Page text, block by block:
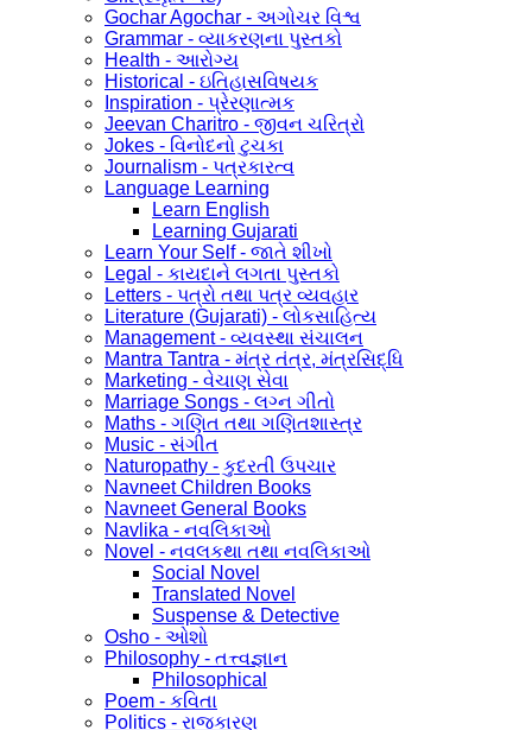
Gochar Agochar - અગોચર વિશ્વ
Grammar - વ્યાકરણના પુસ્તકો
Health - આરોગ્ય
Historical - ઇતિહાસવિષયક
Inspiration - પ્રેરણાત્મક
Jeevan Charitro - જીવન ચરિત્રો
Jokes - વિનોદનો ટુચકા
Journalism - પત્રકારત્વ
Language Learning
Learn English
Learning Gujarati
Learn Your Self - જાતે શીખો
Legal - કાયદાને લગતા પુસ્તકો
Letters - પત્રો તથા પત્ર વ્યવહાર
Literature (Gujarati) - લોકસાહિત્ય
Management - વ્યવસ્થા સંચાલન
Mantra Tantra - મંત્ર તંત્ર, મંત્રસિદ્ધિ
Marketing - વેચાણ સેવા
Marriage Songs - લગ્ન ગીતો
Maths - ગણિત તથા ગણિતશાસ્ત્ર
Music - સંગીત
Naturopathy - કુદરતી ઉપચાર
Navneet Children Books
Navneet General Books
Navlika - નવલિકાઓ
Novel - નવલકથા તથા નવલિકાઓ
Social Novel
Translated Novel
Suspense & Detective
Osho - ઓશો
Philosophy - તત્ત્વજ્ઞાન
Philosophical
Poem - કવિતા
Politics - રાજકારણ